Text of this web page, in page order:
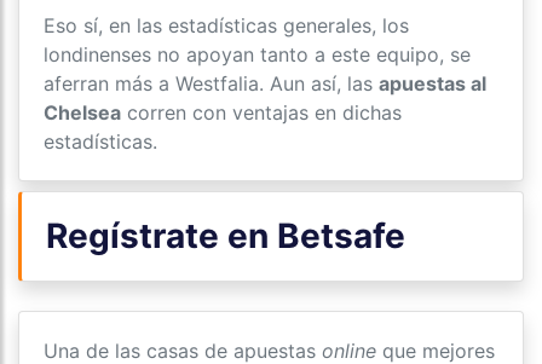
Eso sí, en las estadísticas generales, los
londinenses no apoyan tanto a este equipo, se
aferran más a Westfalia. Aun así, las apuestas al
Chelsea corren con ventajas en dichas
estadísticas.
Regístrate en Betsafe
Una de las casas de apuestas online que mejores